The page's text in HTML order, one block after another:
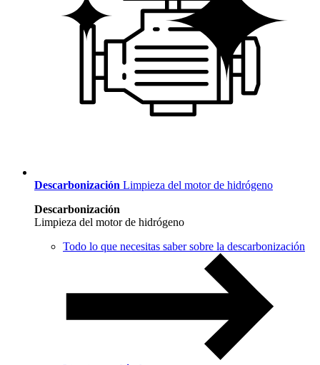
Descarbonización Limpieza del motor de hidrógeno
Descarbonización
Limpieza del motor de hidrógeno
Todo lo que necesitas saber sobre la descarbonización